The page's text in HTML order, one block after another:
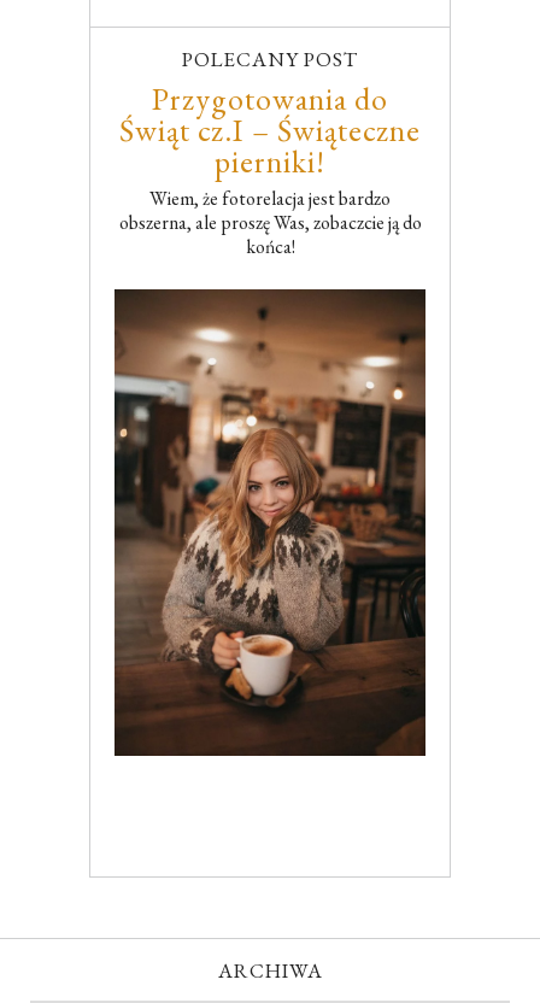
POLECANY POST
Przygotowania do
Świąt cz.I – Świąteczne
pierniki!
Wiem, że fotorelacja jest bardzo
obszerna, ale proszę Was, zobaczcie ją do
końca!
ARCHIWA